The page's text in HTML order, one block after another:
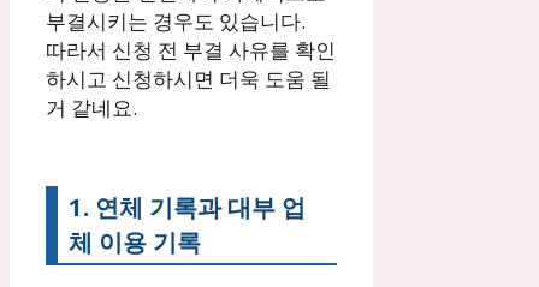
부결시키는 경우도 있습니다.
따라서 신청 전 부결 사유를 확인
하시고 신청하시면 더욱 도움 될
거 같네요.
1. 연체 기록과 대부 업
체 이용 기록